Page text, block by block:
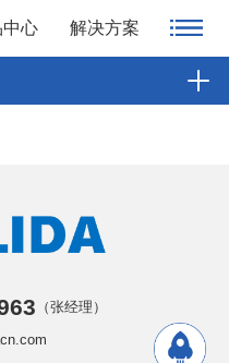
中心 解决方案
（张经理）